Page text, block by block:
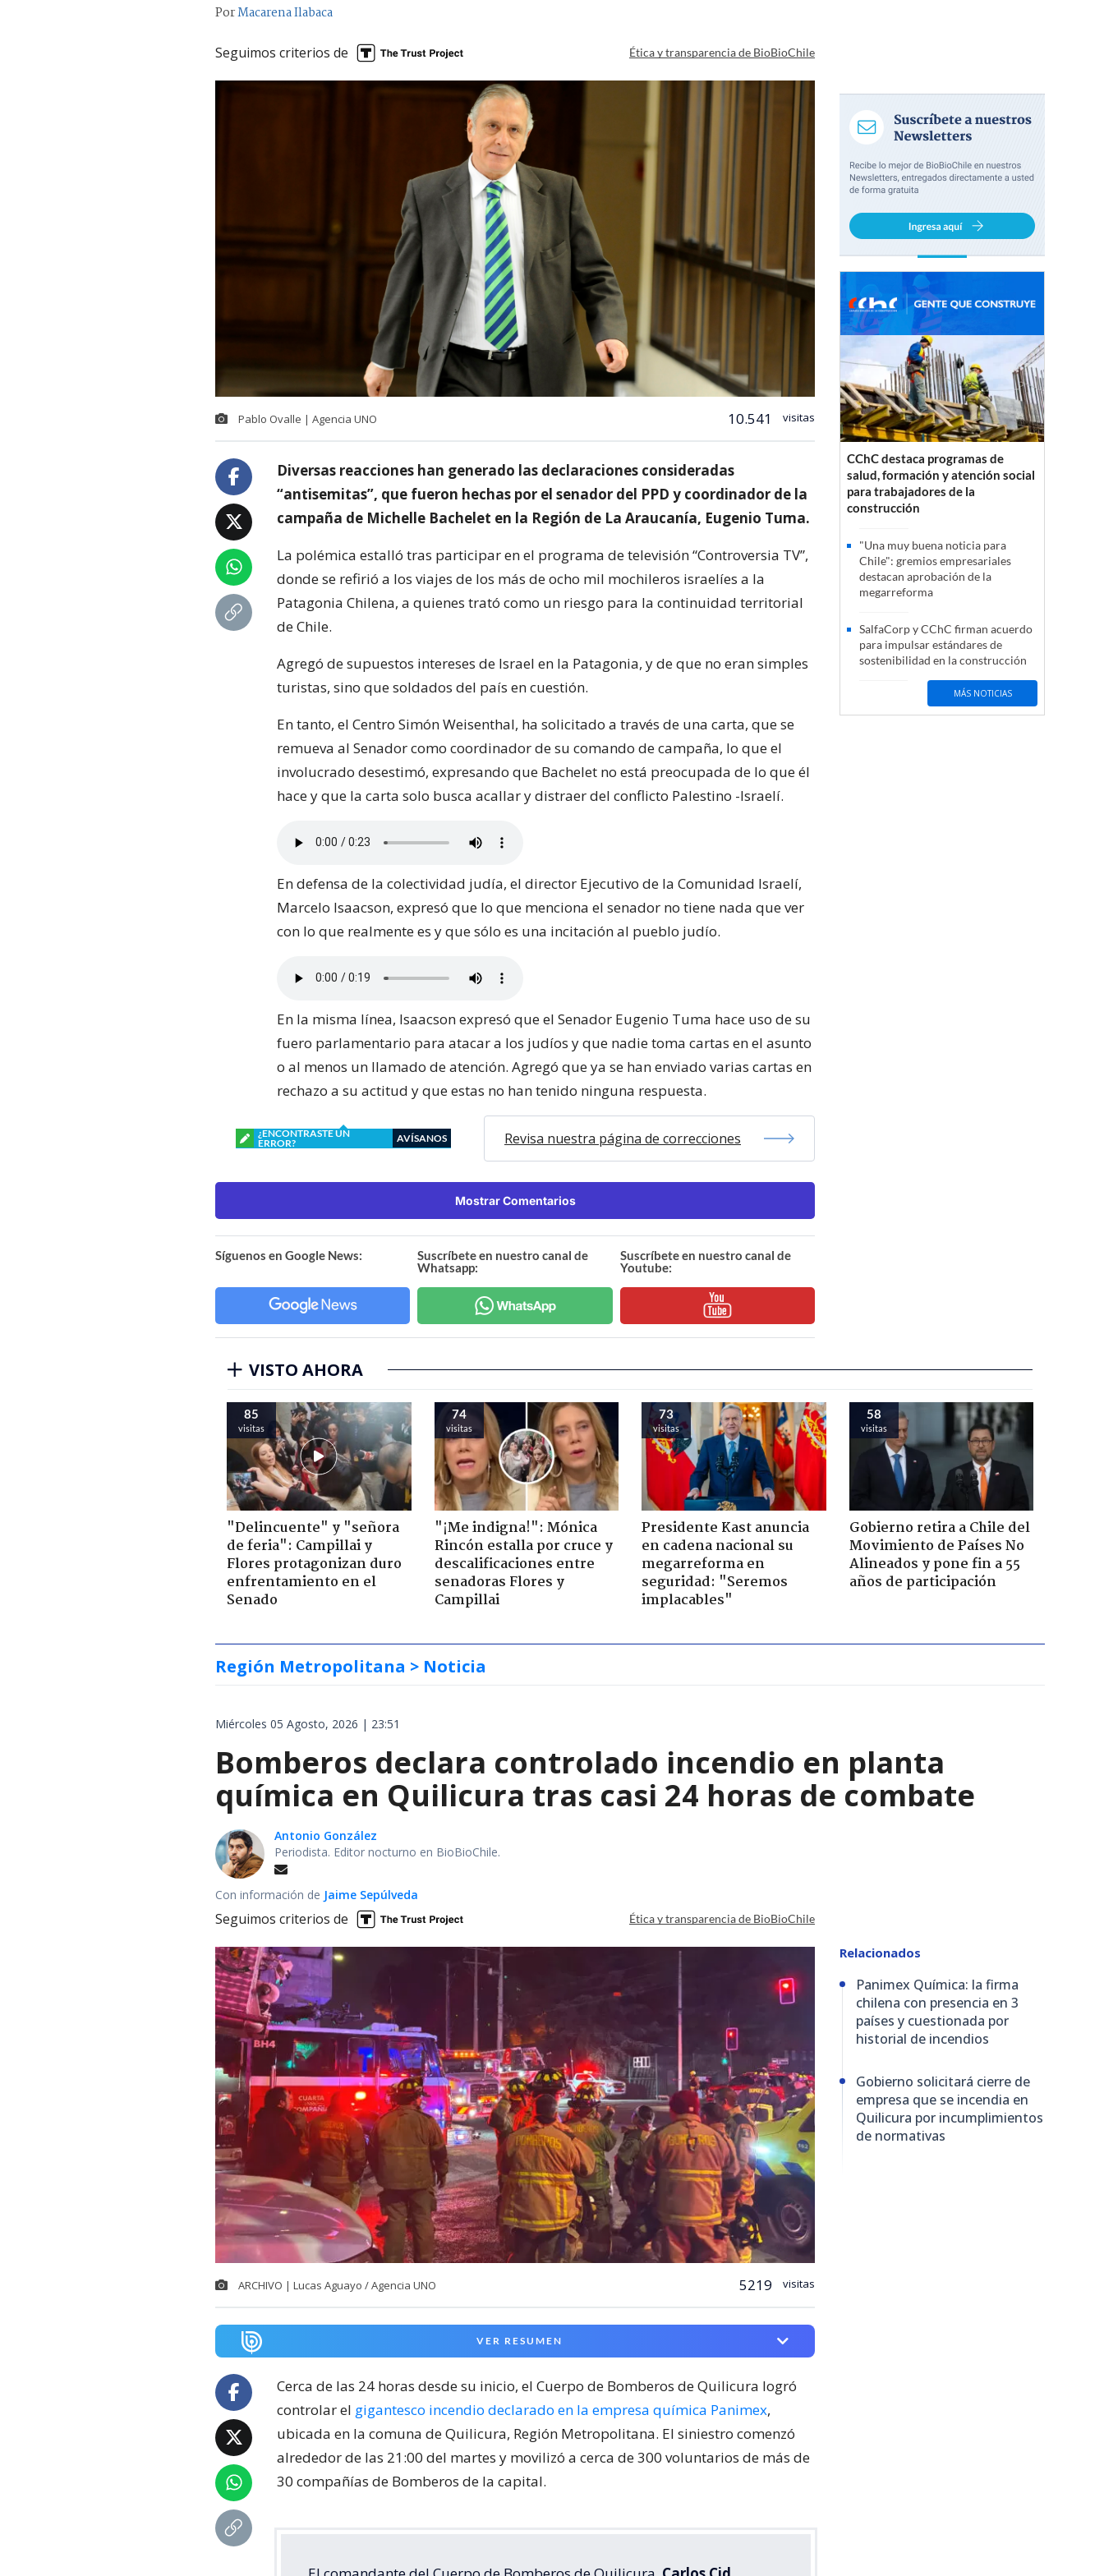
PorMacarena Ilabaca
Seguimos criterios de Ética y transparencia de BioBioChile
Pablo Ovalle | Agencia UNO 10.541 visitas
Diversas reacciones han generado las declaraciones consideradas
“antisemitas”, que fueron hechas por el senador del PPD y coordinador de la
campaña de Michelle Bachelet en la Región de La Araucanía, Eugenio Tuma.
La polémica estalló tras participar en el programa de televisión “Controversia TV”,
donde se refirió a los viajes de los más de ocho mil mochileros israelíes a la
Patagonia Chilena, a quienes trató como un riesgo para la continuidad territorial
de Chile.
Agregó de supuestos intereses de Israel en la Patagonia, y de que no eran simples
turistas, sino que soldados del país en cuestión.
En tanto, el Centro Simón Weisenthal, ha solicitado a través de una carta, que se
remueva al Senador como coordinador de su comando de campaña, lo que el
involucrado desestimó, expresando que Bachelet no está preocupada de lo que él
hace y que la carta solo busca acallar y distraer del conflicto Palestino -Israelí.
En defensa de la colectividad judía, el director Ejecutivo de la Comunidad Israelí,
Marcelo Isaacson, expresó que lo que menciona el senador no tiene nada que ver
con lo que realmente es y que sólo es una incitación al pueblo judío.
En la misma línea, Isaacson expresó que el Senador Eugenio Tuma hace uso de su
fuero parlamentario para atacar a los judíos y que nadie toma cartas en el asunto
o al menos un llamado de atención. Agregó que ya se han enviado varias cartas en
rechazo a su actitud y que estas no han tenido ninguna respuesta.
¿ENCONTRASTE UN
ERROR?
AVÍSANOS Revisa nuestra página de correcciones
Mostrar Comentarios
Síguenos en Google News:
Suscríbete en nuestro canal de
Whatsapp:
Suscríbete en nuestro canal de
Youtube:
CChC destaca programas de
salud, formación y atención social
para trabajadores de la
construcción
"Una muy buena noticia para
Chile": gremios empresariales
destacan aprobación de la
megarreforma
SalfaCorp y CChC firman acuerdo
para impulsar estándares de
sostenibilidad en la construcción
MÁS NOTICIAS
VISTO AHORA
85
visitas
"Delincuente" y "señora
de feria": Campillai y
Flores protagonizan duro
enfrentamiento en el
Senado
74
visitas
"¡Me indigna!": Mónica
Rincón estalla por cruce y
descalificaciones entre
senadoras Flores y
Campillai
73
visitas
Presidente Kast anuncia
en cadena nacional su
megarreforma en
seguridad: "Seremos
implacables"
58
visitas
Gobierno retira a Chile del
Movimiento de Países No
Alineados y pone fin a 55
años de participación
Región Metropolitana > Noticia
Miércoles 05 Agosto, 2026 | 23:51
Bomberos declara controlado incendio en planta
química en Quilicura tras casi 24 horas de combate
Antonio González
Periodista. Editor nocturno en BioBioChile.
Con información de Jaime Sepúlveda
Seguimos criterios de Ética y transparencia de BioBioChile
ARCHIVO | Lucas Aguayo / Agencia UNO 5219 visitas
VER RESUMEN
Cerca de las 24 horas desde su inicio, el Cuerpo de Bomberos de Quilicura logró
controlar el gigantesco incendio declarado en la empresa química Panimex,
ubicada en la comuna de Quilicura, Región Metropolitana. El siniestro comenzó
alrededor de las 21:00 del martes y movilizó a cerca de 300 voluntarios de más de
30 compañías de Bomberos de la capital.
Relacionados
Panimex Química: la firma
chilena con presencia en 3
países y cuestionada por
historial de incendios
Gobierno solicitará cierre de
empresa que se incendia en
Quilicura por incumplimientos
de normativas